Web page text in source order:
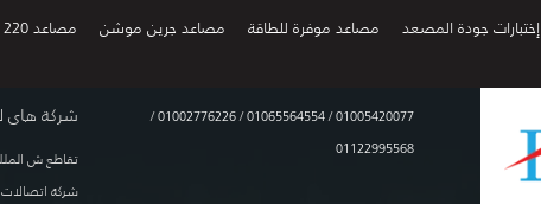
إختبارات جودة المصعد مصاعد موفرة للطاقة مصاعد جرين موشن مصاعد 220 فولت (نانوليفت)
01005420077
/
01065564554
/
01002776226
/
01122995568
شركة هاى
تقاطع ش
شركة